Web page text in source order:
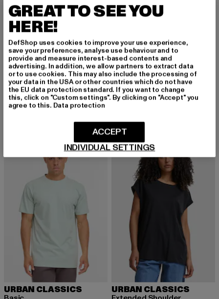
URBAN CLASSICS
Fitted Stretch
14,93 EUR
Derzeitiger Preis: 14,93 EUR
17,99 EURAktionspreis: 17,99 EUR
URBAN CLASSICS
Ladies Extended Shoulder
13,04 EUR
Derzeitiger Preis: 13,04 EUR
14,99 EURAktionspreis:
URBAN CLASSICS
NEU -20%
URBAN CLASSICS
GREAT TO SEE YOU
HERE!
DefShop uses cookies to improve your use experience,
save your preferences, analyse use behaviour and to
provide and measure interest-based contents and
advertising. In addition, we allow partners to extract data
or to use cookies. This may also include the processing of
your data in the USA or other countries which do not have
the EU data protection standard. If you want to change
this, click on "Custom settings". By clicking on "Accept" you
agree to this. Data protection
INDIVIDUAL SETTINGS
ACCEPT